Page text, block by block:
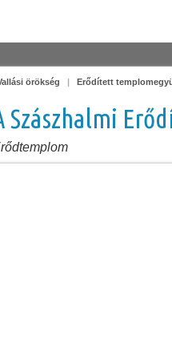
örökség | Erődített
Szászhalmi